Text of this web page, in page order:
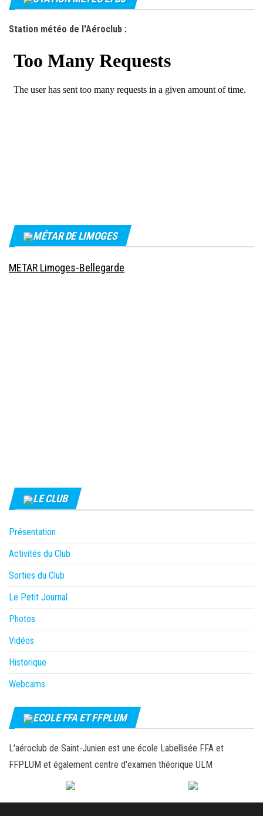
Station météo de l'Aéroclub :
MÉTAR DE LIMOGES
METAR Limoges-Bellegarde
LE CLUB
Présentation
Activités du Club
Sorties du Club
Le Petit Journal
Photos
Vidéos
Historique
Webcams
ECOLE FFA ET FFPLUM
L'aéroclub de Saint-Junien est une école Labellisée FFA et
FFPLUM et également centre d'examen théorique ULM